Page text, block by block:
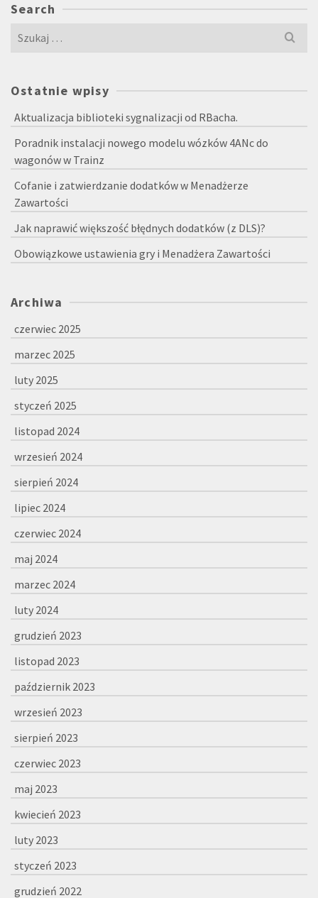
Search
Szukaj
Ostatnie wpisy
Aktualizacja biblioteki sygnalizacji od RBacha.
Poradnik instalacji nowego modelu wózków 4ANc do
wagonów w Trainz
Cofanie i zatwierdzanie dodatków w Menadżerze
Zawartości
Jak naprawić większość błędnych dodatków (z DLS)?
Obowiązkowe ustawienia gry i Menadżera Zawartości
Archiwa
czerwiec 2025
marzec 2025
luty 2025
styczeń 2025
listopad 2024
wrzesień 2024
sierpień 2024
lipiec 2024
czerwiec 2024
maj 2024
marzec 2024
luty 2024
grudzień 2023
listopad 2023
październik 2023
wrzesień 2023
sierpień 2023
czerwiec 2023
maj 2023
kwiecień 2023
luty 2023
styczeń 2023
grudzień 2022